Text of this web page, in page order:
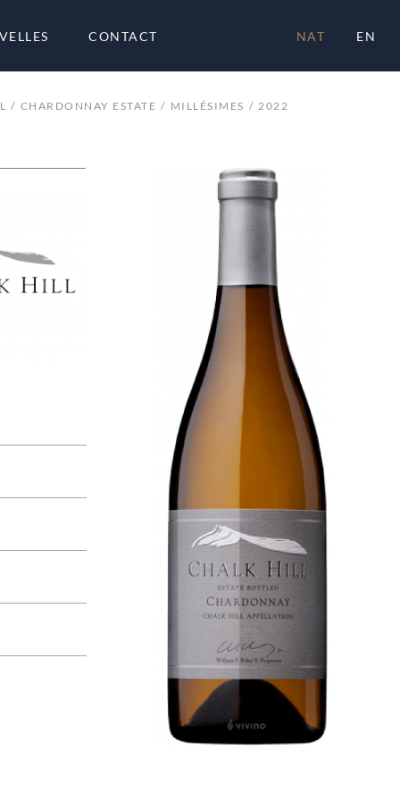
CONTACT NAT EN
CHARDONNAY ESTATE MILLÉSIMES 2022